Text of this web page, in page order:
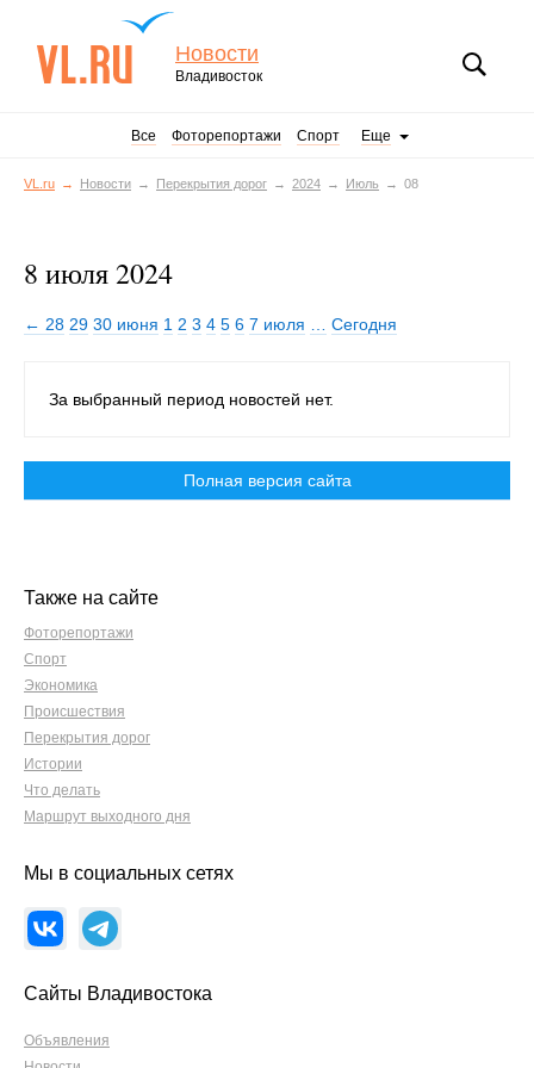
Новости
Владивосток
Все Фоторепортажи Спорт Еще
VL.ru Новости Перекрытия дорог 2024 Июль 08
8 июля 2024
← 28 29 30 июня 1 2 3 4 5 6 7 июля Сегодня
За выбранный период новостей нет.
Полная версия сайта
Также на сайте
Фоторепортажи
Спорт
Экономика
Происшествия
Перекрытия дорог
Истории
Что делать
Маршрут выходного дня
Мы в социальных сетях
Сайты Владивостока
Объявления